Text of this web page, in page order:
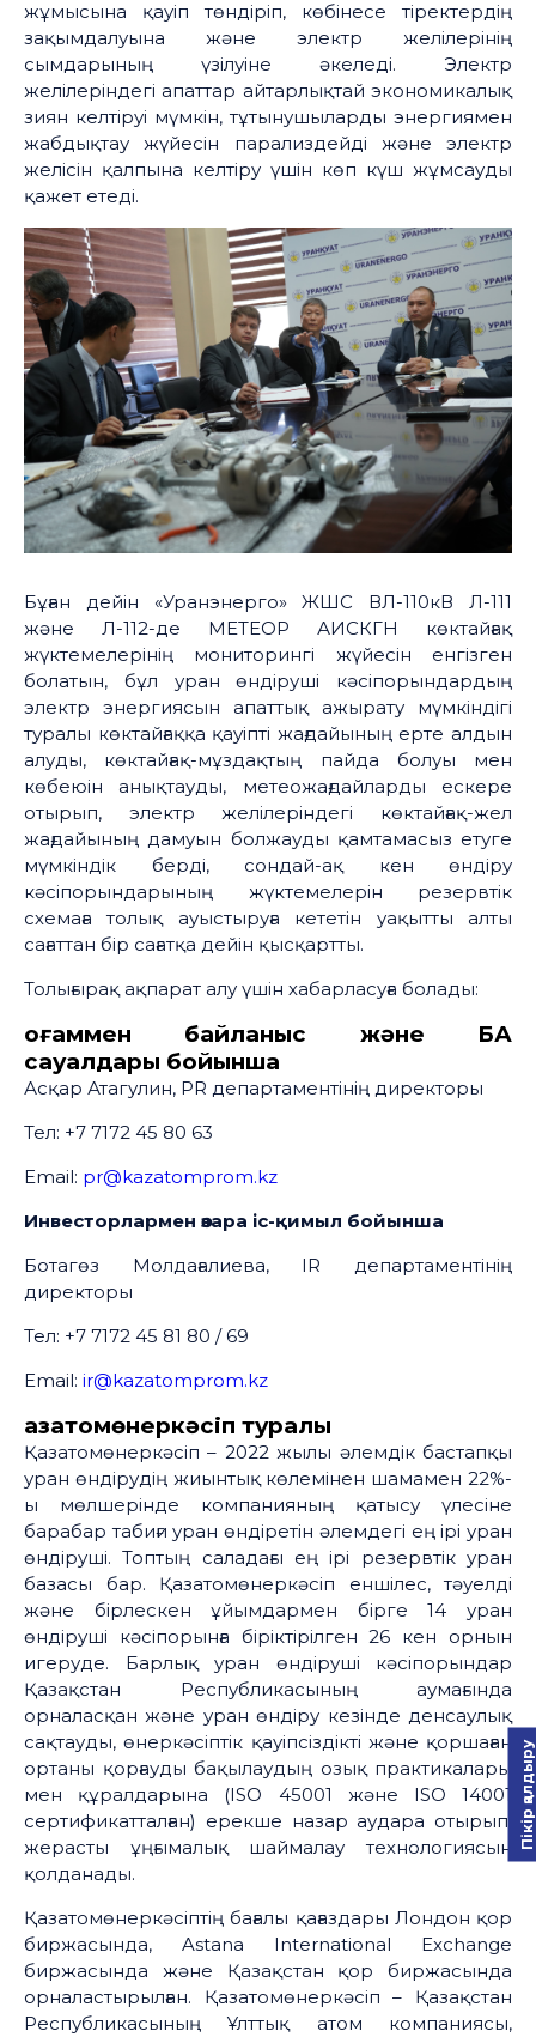
жұмысына қауіп төндіріп, көбінесе тіректердің
зақымдалуына және электр желілерінің
сымдарының үзілуіне әкеледі. Электр
желілеріндегі апаттар айтарлықтай экономикалық
зиян келтіруі мүмкін, тұтынушыларды энергиямен
жабдықтау жүйесін парализдейді және электр
желісін қалпына келтіру үшін көп күш жұмсауды
қажет етеді.
Бұған дейін «Уранэнерго» ЖШС ВЛ-110кВ Л-111
және Л-112-де МЕТЕОР АИСКГН көктайғақ
жүктемелерінің мониторингі жүйесін енгізген
болатын, бұл уран өндіруші кәсіпорындардың
электр энергиясын апаттық ажырату мүмкіндігі
туралы көктайғаққа қауіпті жағдайының ерте алдын
алуды, көктайғақ-мұздақтың пайда болуы мен
көбеюін анықтауды, метеожағдайларды ескере
отырып, электр желілеріндегі көктайғақ-жел
жағдайының дамуын болжауды қамтамасыз етуге
мүмкіндік берді, сондай-ақ кен өндіру
кәсіпорындарының жүктемелерін резервтік
схемаға толық ауыстыруға кететін уақытты алты
сағаттан бір сағатқа дейін қысқартты.
Толығырақ ақпарат алу үшін хабарласуға болады:
Қоғаммен байланыс және БАҚ
сауалдары бойынша
Асқар Атагулин, PR департаментінің директоры
Тел: +7 7172 45 80 63
Email: pr@kazatomprom.kz
Инвесторлармен өзара іс-қимыл бойынша
Ботагөз Молдағалиева, IR департаментінің
директоры
Тел: +7 7172 45 81 80 / 69
Email: ir@kazatomprom.kz
Қазатомөнеркәсіп туралы
Қазатомөнеркәсіп – 2022 жылы әлемдік бастапқы
уран өндірудің жиынтық көлемінен шамамен 22%-
ы мөлшерінде компанияның қатысу үлесіне
барабар табиғи уран өндіретін әлемдегі ең ірі уран
өндіруші. Топтың саладағы ең ірі резервтік уран
базасы бар. Қазатомөнеркәсіп еншілес, тәуелді
және бірлескен ұйымдармен бірге 14 уран
өндіруші кәсіпорынға біріктірілген 26 кен орнын
игеруде. Барлық уран өндіруші кәсіпорындар
Қазақстан Республикасының аумағында
орналасқан және уран өндіру кезінде денсаулық
сақтауды, өнеркәсіптік қауіпсіздікті және қоршаған
ортаны қорғауды бақылаудың озық практикалары
мен құралдарына (ISO 45001 және ISO 14001
сертификатталған) ерекше назар аудара отырып,
жерасты ұңғымалық шаймалау технологиясын
қолданады.
Қазатомөнеркәсіптің бағалы қағаздары Лондон қор
биржасында, Astana International Exchange
биржасында және Қазақстан қор биржасында
орналастырылған. Қазатомөнеркәсіп – Қазақстан
Республикасының Ұлттық атом компаниясы,
Пікір қалдыру